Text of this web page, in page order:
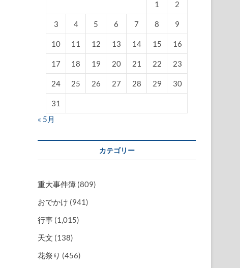
1 2
3 4 5 6 7 8 9
10 11 12 13 14 15 16
17 18 19 20 21 22 23
24 25 26 27 28 29 30
31
« 5月
カテゴリー
重大事件簿 (809)
おでかけ (941)
行事 (1,015)
天文 (138)
花祭り (456)